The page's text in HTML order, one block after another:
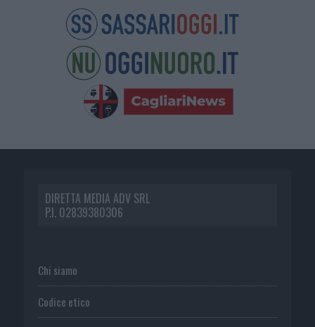
DIRETTA MEDIA ADV SRL
P.I. 02839380306
Chi siamo
Codice etico